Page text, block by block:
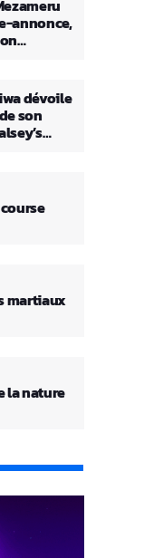
annonce,
dévoile
son
martiaux
la nature